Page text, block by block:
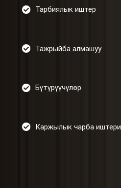
Тарбиялык иштер
Тажрыйба алмашуу
Бүтүрүүчүлөр
Каржылык чарба иштери